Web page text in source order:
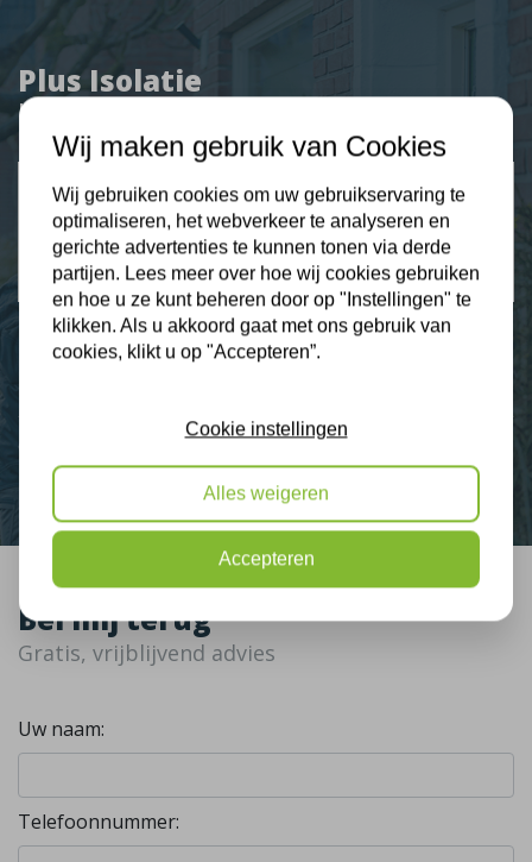
Plus Isolatie
Uw isolatie specialist
9,3
Klantbeoordelingen
2274 klanten beoordelen ons met een 9.3
Bel mij terug
Gratis, vrijblijvend advies
Uw naam:
Telefoonnummer:
Wij maken gebruik van Cookies
Wij gebruiken cookies om uw gebruikservaring te
optimaliseren, het webverkeer te analyseren en
gerichte advertenties te kunnen tonen via derde
partijen. Lees meer over hoe wij cookies gebruiken
en hoe u ze kunt beheren door op "Instellingen" te
klikken. Als u akkoord gaat met ons gebruik van
cookies, klikt u op "Accepteren”.
Cookie instellingen
Alles weigeren
Accepteren